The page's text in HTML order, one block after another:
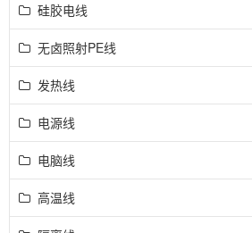
硅胶电线
无卤照射PE线
发热线
电源线
电脑线
高温线